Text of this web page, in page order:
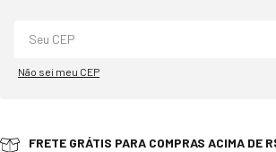
Não sei meu CEP
FRETE GRÁTIS PARA COMPRAS ACIMA DE